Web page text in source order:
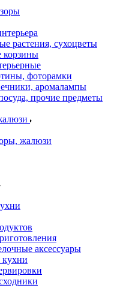
растения, сухоцветы
корзины
фоторамки
аромалампы
прочие предметы
жалюзи
аксессуары
кухни